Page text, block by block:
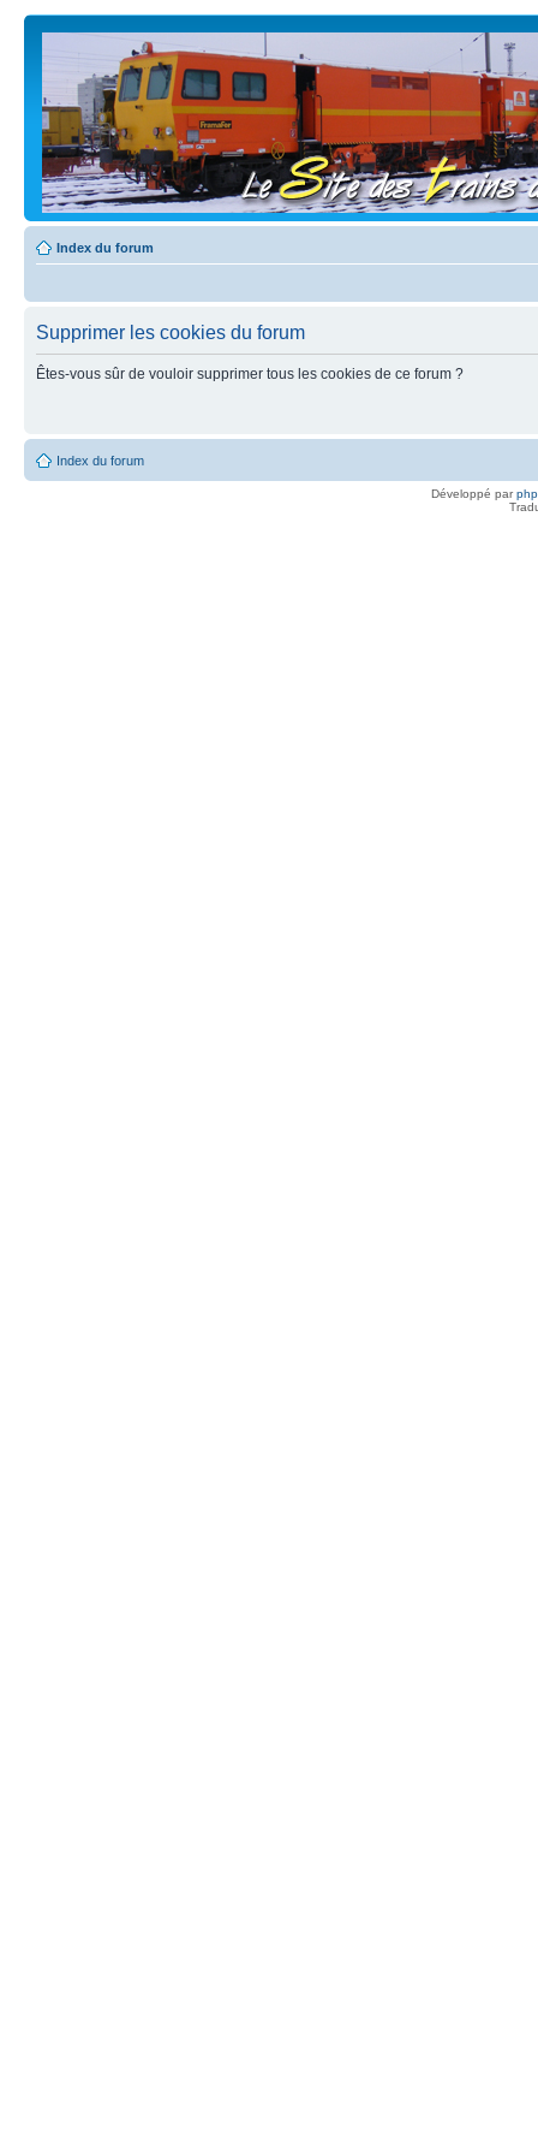
Index du forum
Supprimer les cookies du forum
Êtes-vous sûr de vouloir supprimer tous les cookies de ce forum ?
Index du forum
Développé par